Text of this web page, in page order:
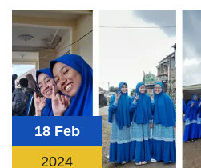
18 Feb
2024